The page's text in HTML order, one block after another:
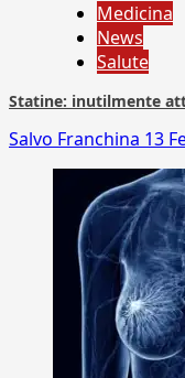
Medicina
News
Salute
Statine: inutilmente
Salvo Franchina 13